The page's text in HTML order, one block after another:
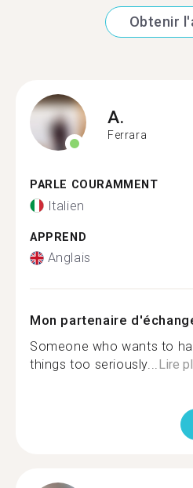
Obtenir
A.
Ferrara
PARLE COURAMMENT
Italien
APPREND
Anglais
Mon partenaire
Someone who wants to
things too seriously...Lire